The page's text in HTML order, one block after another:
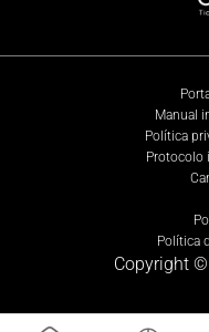
Manual
Política
Protocolo
Política
Copyright ©